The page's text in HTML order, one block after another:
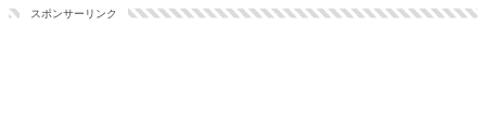
スポンサーリンク